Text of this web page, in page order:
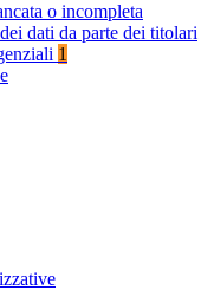
o incompleta
dati da parte dei titolari
1